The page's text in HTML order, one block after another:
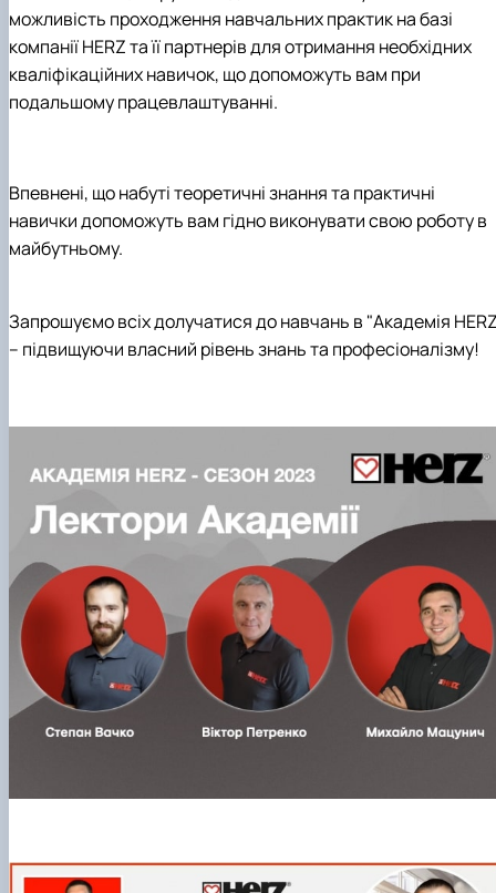
Навчальні та виробничі практики -
"Теплоенергетика"
Вибіркові дисципліни
можливість проходження навчальних практик на базі
компанії HERZ та її партнерів для отримання необхідних
кваліфікаційних навичок, що допоможуть вам при
подальшому працевлаштуванні.
Впевнені, що набуті теоретичні знання та практичні
навички допоможуть вам гідно виконувати свою роботу в
майбутньому.
Запрошуємо всіх долучатися до навчань в "Академія
– підвищуючи власний рівень знань та професіоналізму!